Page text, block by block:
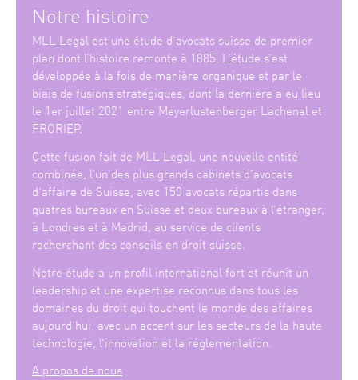
Notre histoire
MLL Legal est une étude d’avocats suisse de premier
plan dont l’histoire remonte à 1885. L’étude s’est
développée à la fois de manière organique et par le
biais de fusions stratégiques, dont la dernière a eu lieu
le 1er juillet 2021 entre Meyerlustenberger Lachenal et
FRORIEP.
Cette fusion fait de MLL Legal, une nouvelle entité
combinée, l’un des plus grands cabinets d’avocats
d’affaire de Suisse, avec 150 avocats répartis dans
quatres bureaux en Suisse et deux bureaux à l’étranger,
à Londres et à Madrid, au service de clients
recherchant des conseils en droit suisse.
Notre étude a un profil international fort et réunit un
leadership et une expertise reconnus dans tous les
domaines du droit qui touchent le monde des affaires
aujourd’hui, avec un accent sur les secteurs de la haute
technologie, l’innovation et la réglementation.
A propos de nous